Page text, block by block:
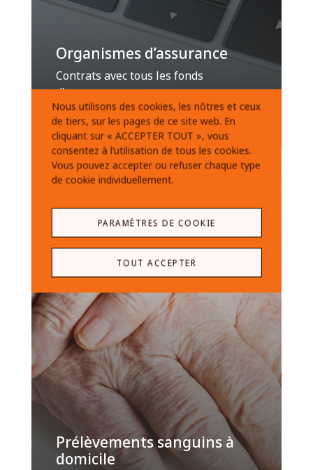
Organismes d’assurance
Contrats avec tous les fonds
d'assurance
Prélèvements sanguins à
domicile
Nous utilisons des cookies, les nôtres et ceux
de tiers, sur les pages de ce site web. En
cliquant sur « ACCEPTER TOUT », vous
consentez à l’utilisation de tous les cookies.
Vous pouvez accepter ou refuser chaque type
de cookie individuellement.
PARAMÈTRES DE COOKIE
TOUT ACCEPTER